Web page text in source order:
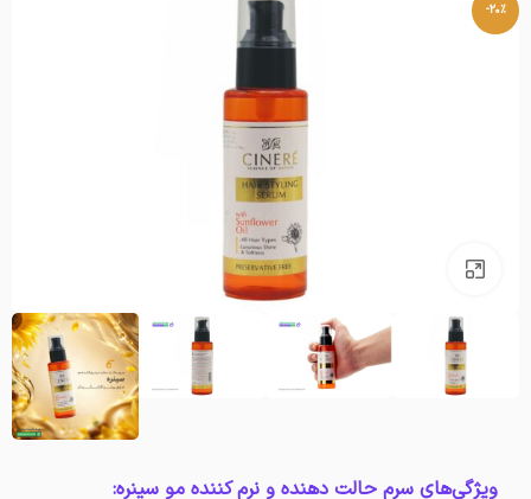
-20%
ویژگی‌های سرم حالت دهنده و نرم کننده مو سینره: